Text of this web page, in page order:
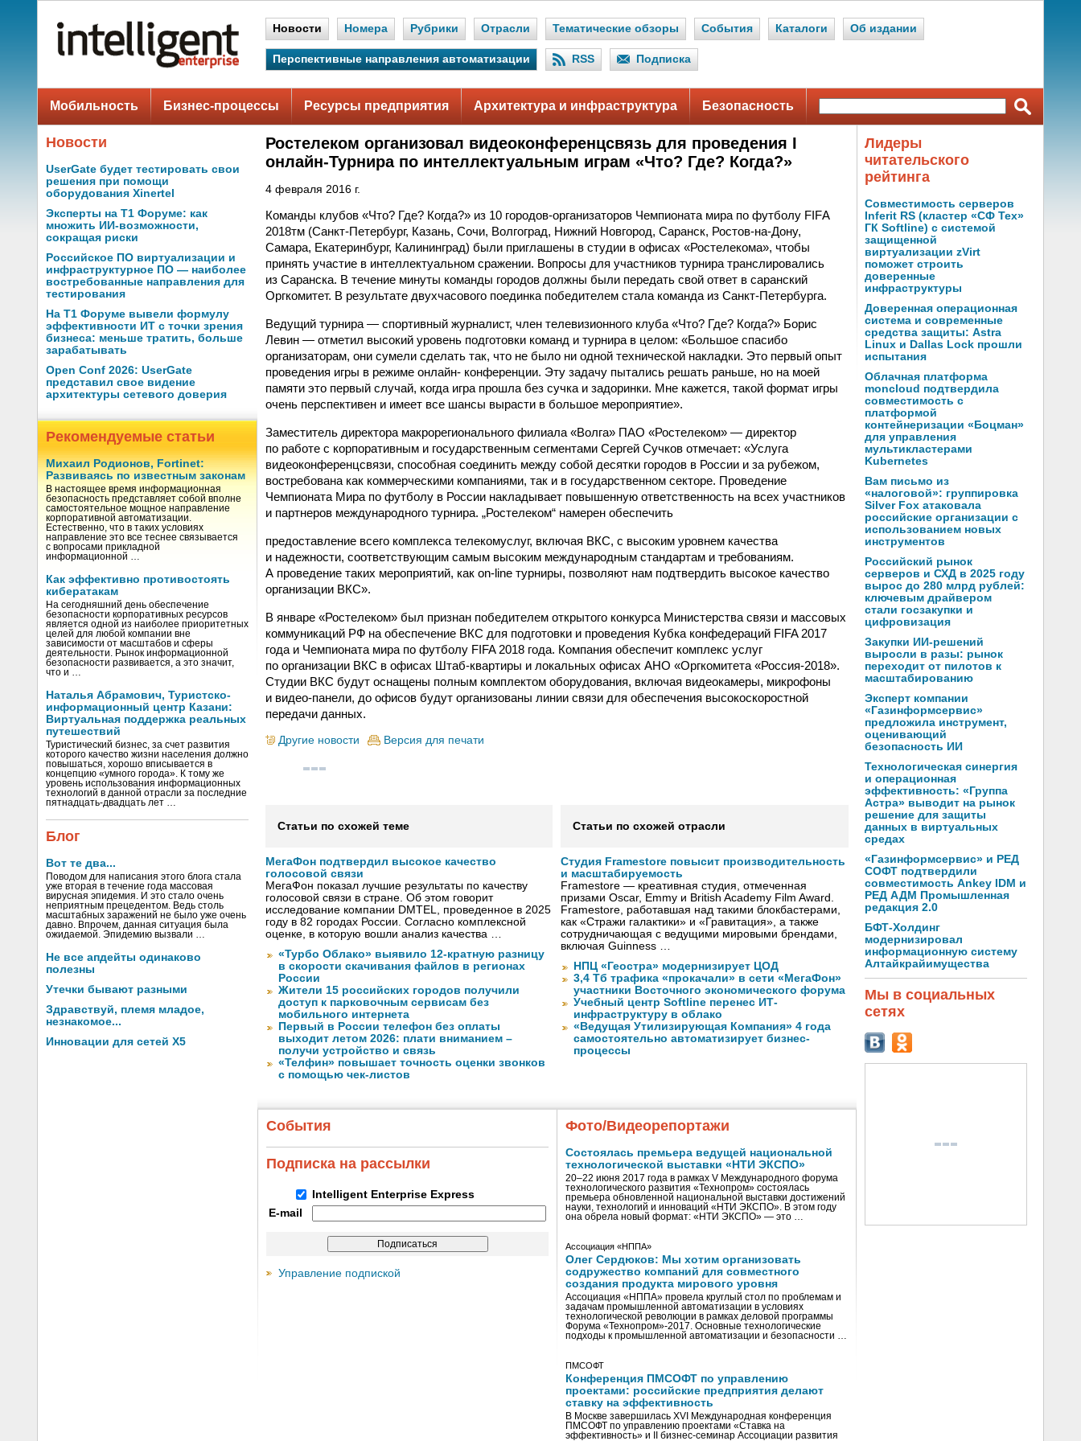
Новости Номера Рубрики Отрасли Тематические обзоры События Каталоги Об издании
Перспективные направления автоматизации RSS Подписка
Мобильность Бизнес-процессы Ресурсы предприятия Архитектура и инфраструктура Безопасность
Новости
UserGate будет тестировать свои
решения при помощи
оборудования Xinertel
Эксперты на Т1 Форуме: как
множить ИИ-возможности,
сокращая риски
Российское ПО виртуализации и
инфраструктурное ПО — наиболее
востребованные направления для
тестирования
На Т1 Форуме вывели формулу
эффективности ИТ с точки зрения
бизнеса: меньше тратить, больше
зарабатывать
Open Conf 2026: UserGate
представил свое видение
архитектуры сетевого доверия
Рекомендуемые статьи
Михаил Родионов, Fortinet:
Развиваясь по известным законам
В настоящее время информационная
безопасность представляет собой вполне
самостоятельное мощное направление
корпоративной автоматизации.
Естественно, что в таких условиях
направление это все теснее связывается
с вопросами прикладной
информационной …
Как эффективно противостоять
кибератакам
На сегодняшний день обеспечение
безопасности корпоративных ресурсов
является одной из наиболее приоритетных
целей для любой компании вне
зависимости от масштабов и сферы
деятельности. Рынок информационной
безопасности развивается, а это значит,
что и …
Наталья Абрамович, Туристско-
информационный центр Казани:
Виртуальная поддержка реальных
путешествий
Туристический бизнес, за счет развития
которого качество жизни населения должно
повышаться, хорошо вписывается в
концепцию «умного города». К тому же
уровень использования информационных
технологий в данной отрасли за последние
пятнадцать-двадцать лет …
Блог
Вот те два...
Поводом для написания этого блога стала
уже вторая в течение года массовая
вирусная эпидемия. И это стало очень
неприятным прецедентом. Ведь столь
масштабных заражений не было уже очень
давно. Впрочем, данная ситуация была
ожидаемой. Эпидемию вызвали …
Не все апдейты одинаково
полезны
Утечки бывают разными
Здравствуй, племя младое,
незнакомое...
Инновации для сетей X5
Ростелеком организовал видеоконференцсвязь для проведения I
онлайн-Турнира по интеллектуальным играм «Что? Где? Когда?»
4 февраля 2016 г.
Команды клубов «Что? Где? Когда?» из 10 городов-организаторов Чемпионата мира по футболу FIFА
2018тм (Санкт-Петербург, Казань, Сочи, Волгоград, Нижний Новгород, Саранск, Ростов-на-Дону,
Самара, Екатеринбург, Калининград) были приглашены в студии в офисах «Ростелекома», чтобы
принять участие в интеллектуальном сражении. Вопросы для участников турнира транслировались
из Саранска. В течение минуты команды городов должны были передать свой ответ в саранский
Оргкомитет. В результате двухчасового поединка победителем стала команда из Санкт-Петербурга.
Ведущий турнира — спортивный журналист, член телевизионного клуба «Что? Где? Когда?» Борис
Левин — отметил высокий уровень подготовки команд и турнира в целом: «Большое спасибо
организаторам, они сумели сделать так, что не было ни одной технической накладки. Это первый опыт
проведения игры в режиме онлайн- конференции. Эту задачу пытались решать раньше, но на моей
памяти это первый случай, когда игра прошла без сучка и задоринки. Мне кажется, такой формат игры
очень перспективен и имеет все шансы вырасти в большое мероприятие».
Заместитель директора макрорегионального филиала «Волга» ПАО «Ростелеком» — директор
по работе с корпоративным и государственным сегментами Сергей Сучков отмечает: «Услуга
видеоконференцсвязи, способная соединить между собой десятки городов в России и за рубежом,
востребована как коммерческими компаниями, так и в государственном секторе. Проведение
Чемпионата Мира по футболу в России накладывает повышенную ответственность на всех участников
и партнеров международного турнира. „Ростелеком“ намерен обеспечить
предоставление всего комплекса телекомуслуг, включая ВКС, с высоким уровнем качества
и надежности, соответствующим самым высоким международным стандартам и требованиям.
А проведение таких мероприятий, как on-line турниры, позволяют нам подтвердить высокое качество
организации ВКС».
В январе «Ростелеком» был признан победителем открытого конкурса Министерства связи и массовых
коммуникаций РФ на обеспечение ВКС для подготовки и проведения Кубка конфедераций FIFA 2017
года и Чемпионата мира по футболу FIFA 2018 года. Компания обеспечит комплекс услуг
по организации ВКС в офисах Штаб-квартиры и локальных офисах АНО «Оргкомитета «Россия-2018».
Студии ВКС будут оснащены полным комплектом оборудования, включая видеокамеры, микрофоны
и видео-панели, до офисов будут организованы линии связи для обеспечения высокоскоростной
передачи данных.
Другие новости Версия для печати
Статьи по схожей теме
МегаФон подтвердил высокое качество
голосовой связи
МегаФон показал лучшие результаты по качеству
голосовой связи в стране. Об этом говорит
исследование компании DMTEL, проведенное в 2025
году в 82 городах России. Согласно комплексной
оценке, в которую вошли анализ качества …
«Турбо Облако» выявило 12-кратную разницу
в скорости скачивания файлов в регионах
России
Жители 15 российских городов получили
доступ к парковочным сервисам без
мобильного интернета
Первый в России телефон без оплаты
выходит летом 2026: плати вниманием –
получи устройство и связь
«Телфин» повышает точность оценки звонков
с помощью чек-листов
Статьи по схожей отрасли
Студия Framestore повысит производительность
и масштабируемость
Framestore — креативная студия, отмеченная
призами Oscar, Emmy и British Academy Film Award.
Framestore, работавшая над такими блокбастерами,
как «Стражи галактики» и «Гравитация», a также
сотрудничающая с ведущими мировыми брендами,
включая Guinness …
НПЦ «Геостра» модернизирует ЦОД
3,4 Тб трафика «прокачали» в сети «МегаФон»
участники Восточного экономического форума
Учебный центр Softline перенес ИТ-
инфраструктуру в облако
«Ведущая Утилизирующая Компания» 4 года
самостоятельно автоматизирует бизнес-
процессы
События
Подписка на рассылки
Intelligent Enterprise Express
E-mail
Управление подпиской
Фото/Видеорепортажи
Состоялась премьера ведущей национальной
технологической выставки «НТИ ЭКСПО»
20–22 июня 2017 года в рамках V Международного форума
технологического развития «Технопром» состоялась
премьера обновленной национальной выставки достижений
науки, технологий и инноваций «НТИ ЭКСПО». В этом году
она обрела новый формат: «НТИ ЭКСПО» — это …
Ассоциация «НППА»
Олег Сердюков: Мы хотим организовать
содружество компаний для совместного
создания продукта мирового уровня
Ассоциация «НППА» провела круглый стол по проблемам и
задачам промышленной автоматизации в условиях
технологической революции в рамках деловой программы
Форума «Технопром»-2017. Основные технологические
подходы к промышленной автоматизации и безопасности …
ПМСОФТ
Конференция ПМСОФТ по управлению
проектами: российские предприятия делают
ставку на эффективность
В Москве завершилась XVI Международная конференция
ПМСОФТ по управлению проектами «Ставка на
эффективность» и II бизнес-семинар Ассоциации развития
Лидеры
читательского
рейтинга
Совместимость серверов
Inferit RS (кластер «СФ Тех»
ГК Softline) с системой
защищенной
виртуализации zVirt
поможет строить
доверенные
инфраструктуры
Доверенная операционная
система и современные
средства защиты: Astra
Linux и Dallas Lock прошли
испытания
Облачная платформа
moncloud подтвердила
совместимость с
платформой
контейнеризации «Боцман»
для управления
мультикластерами
Kubernetes
Вам письмо из
«налоговой»: группировка
Silver Fox атаковала
российские организации с
использованием новых
инструментов
Российский рынок
серверов и СХД в 2025 году
вырос до 280 млрд рублей:
ключевым драйвером
стали госзакупки и
цифровизация
Закупки ИИ-решений
выросли в разы: рынок
переходит от пилотов к
масштабированию
Эксперт компании
«Газинформсервис»
предложила инструмент,
оценивающий
безопасность ИИ
Технологическая синергия
и операционная
эффективность: «Группа
Астра» выводит на рынок
решение для защиты
данных в виртуальных
средах
«Газинформсервис» и РЕД
СОФТ подтвердили
совместимость Ankey IDM и
РЕД АДМ Промышленная
редакция 2.0
БФТ-Холдинг
модернизировал
информационную систему
Алтайкрайимущества
Мы в социальных
сетях